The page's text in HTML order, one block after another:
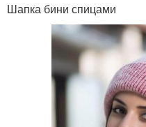
Шапка бини спицами